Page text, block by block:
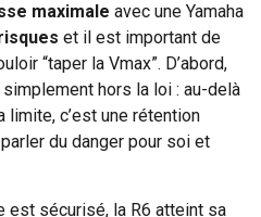
maximale avec une Yamaha
et il est important de
“taper la Vmax”. D’abord,
hors la loi : au-delà
c’est une rétention
du danger pour soi et
est sécurisé, la R6 atteint sa